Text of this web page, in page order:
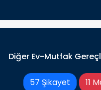
Diğer Ev-Mutfak
57 Şikayet 11